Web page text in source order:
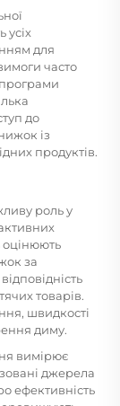
усіх
для
часто
програми
до
із
продуктів.
роль у
за
товарів.
швидкості
диму.
вимірює
джерела
ефективність